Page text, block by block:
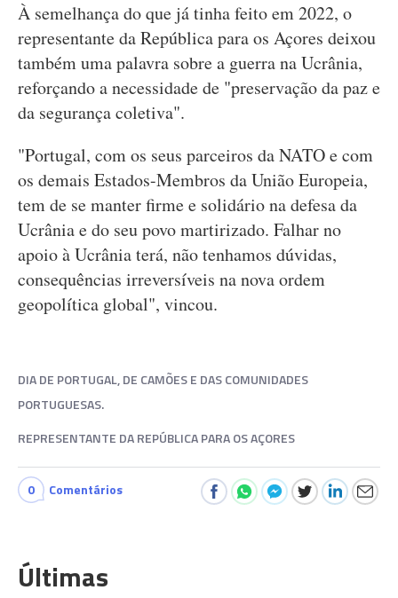
À semelhança do que já tinha feito em 2022, o
representante da República para os Açores deixou
também uma palavra sobre a guerra na Ucrânia,
reforçando a necessidade de "preservação da paz e
da segurança coletiva".
"Portugal, com os seus parceiros da NATO e com
os demais Estados-Membros da União Europeia,
tem de se manter firme e solidário na defesa da
Ucrânia e do seu povo martirizado. Falhar no
apoio à Ucrânia terá, não tenhamos dúvidas,
consequências irreversíveis na nova ordem
geopolítica global", vincou.
DIA DE PORTUGAL, DE CAMÕES E DAS COMUNIDADES
PORTUGUESAS.
REPRESENTANTE DA REPÚBLICA PARA OS AÇORES
0 Comentários
Últimas